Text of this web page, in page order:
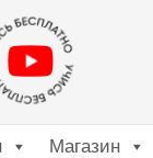
Магазин